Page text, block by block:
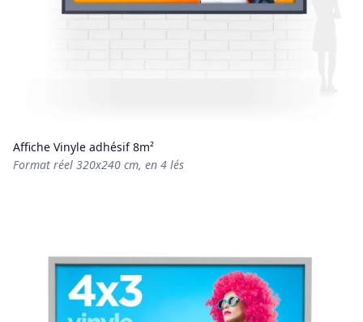
Affiche Vinyle adhésif 8m²
Format réel 320x240 cm, en 4 lés